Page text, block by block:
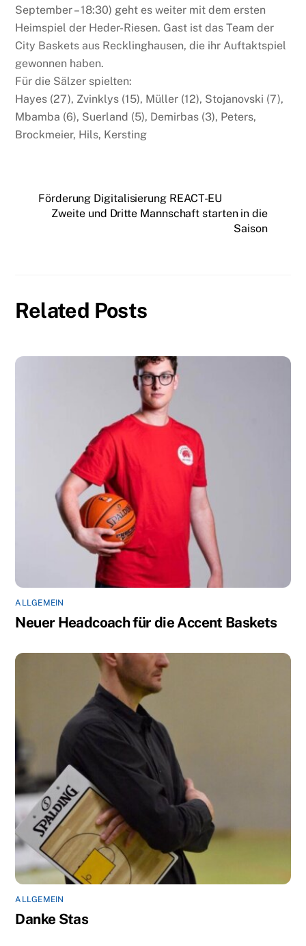
September – 18:30) geht es weiter mit dem ersten
Heimspiel der Heder-Riesen. Gast ist das Team der
City Baskets aus Recklinghausen, die ihr Auftaktspiel
gewonnen haben.
Für die Sälzer spielten:
Hayes (27), Zvinklys (15), Müller (12), Stojanovski (7),
Mbamba (6), Suerland (5), Demirbas (3), Peters,
Brockmeier, Hils, Kersting
Förderung Digitalisierung REACT-EU
Zweite und Dritte Mannschaft starten in die
Saison
Related Posts
ALLGEMEIN
Neuer Headcoach für die Accent Baskets
ALLGEMEIN
Danke Stas